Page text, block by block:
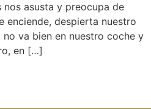
asusta y preocupa de
enciende, despierta nuestro
va bien en nuestro coche y
en […]